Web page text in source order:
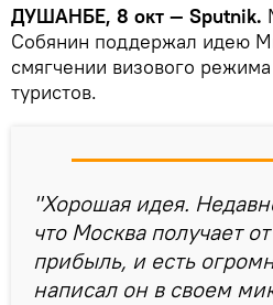
ДУШАНБЕ, 8 окт — Sputnik.
Собянин поддержал идею
смягчении визового
туристов.
"Хорошая идея.
что Москва получает
прибыль, и есть
написал он в своем